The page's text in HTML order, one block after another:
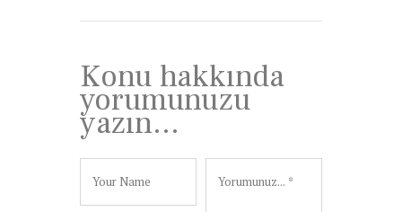
Konu hakkında
yorumunuzu
yazın...